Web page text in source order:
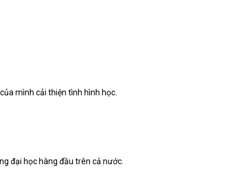
mình cải thiện tình hình học.
đại học hàng đầu trên cả nước.